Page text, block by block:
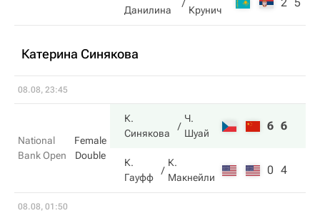
Данилина
Крунич
Катерина Синякова
08.08, 23:45
National
Bank Open
Female
Double
К.
Синякова
Ч.
Шуай
6 6
К.
Гауфф
К.
Макнейли
0 4
08.08, 01:50